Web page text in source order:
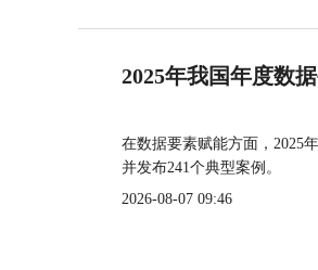
2025年我国年度数
在数据要素赋能方面，2025
并发布241个典型案例。
2026-08-07 09:46